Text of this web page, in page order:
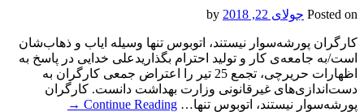
Posted on جولای 22, 2018
کارگران پورشه‌سوار نیستند، اتوبوس تنها وسیله ایاب و ذهاب‌شان
است/به جامعه‌ی کار و تولید احترام بگذاریدعلی خدایی در پاسخ به
اظهارات حریرچی، تجمع 25 تیر را اعتراض جمعی کارگران به
دست‌اندازی‌های غیرقانونی وزارت بهداشت دانست. کارگران
پورشه‌سوار نیستند، اتوبوس تنها… Continue Reading
→